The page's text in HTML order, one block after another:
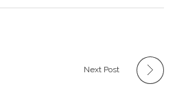
Next Post